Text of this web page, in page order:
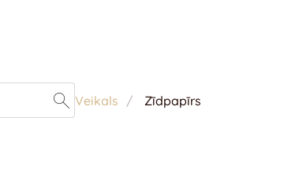
Veikals Zīdpapīrs